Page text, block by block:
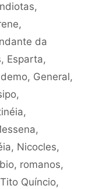
,
,
da
, Esparta,
, General,
,
,
,
, Nicocles,
, romanos,
Tito Quíncio,